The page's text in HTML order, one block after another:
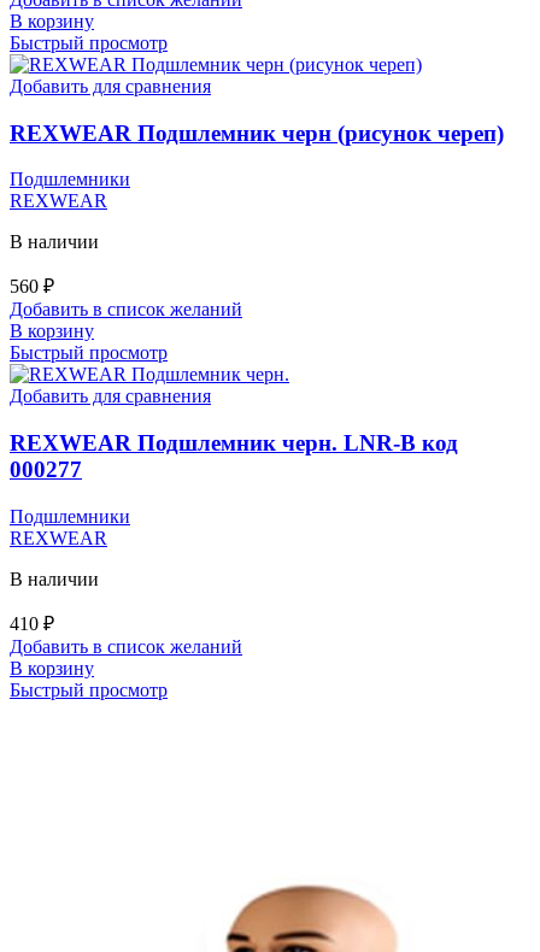
В корзину
Быстрый просмотр
Добавить для сравнения
REXWEAR Подшлемник черн (рисунок череп)
Подшлемники
REXWEAR
В наличии
560 ₽
Добавить в список желаний
В корзину
Быстрый просмотр
Добавить для сравнения
REXWEAR Подшлемник черн. LNR-B код
000277
Подшлемники
REXWEAR
В наличии
410 ₽
Добавить в список желаний
В корзину
Быстрый просмотр